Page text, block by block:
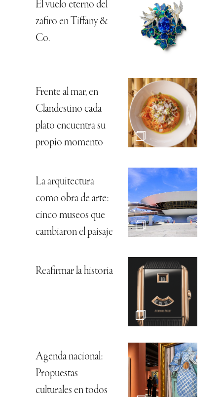
El vuelo eterno del
zafiro en Tiffany &
Co.
Frente al mar, en
Clandestino cada
plato encuentra su
propio momento
La arquitectura
como obra de arte:
cinco museos que
cambiaron el paisaje
Reafirmar la historia
Agenda nacional:
Propuestas
culturales en todos